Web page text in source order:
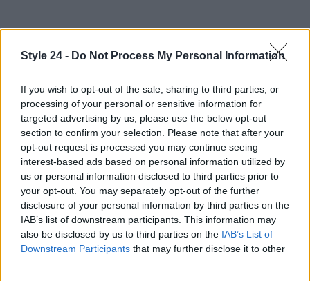
Style 24 - Do Not Process My Personal Information
If you wish to opt-out of the sale, sharing to third parties, or
processing of your personal or sensitive information for
targeted advertising by us, please use the below opt-out
section to confirm your selection. Please note that after your
opt-out request is processed you may continue seeing
interest-based ads based on personal information utilized by
us or personal information disclosed to third parties prior to
your opt-out. You may separately opt-out of the further
disclosure of your personal information by third parties on the
IAB’s list of downstream participants. This information may
also be disclosed by us to third parties on the IAB’s List of
Downstream Participants that may further disclose it to other
Continua a leggere
BELLEZZA